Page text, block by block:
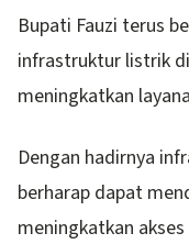
Bupati Fauzi terus
infrastruktur listrik
meningkatkan
Dengan hadirnya
berharap dapat
meningkatkan